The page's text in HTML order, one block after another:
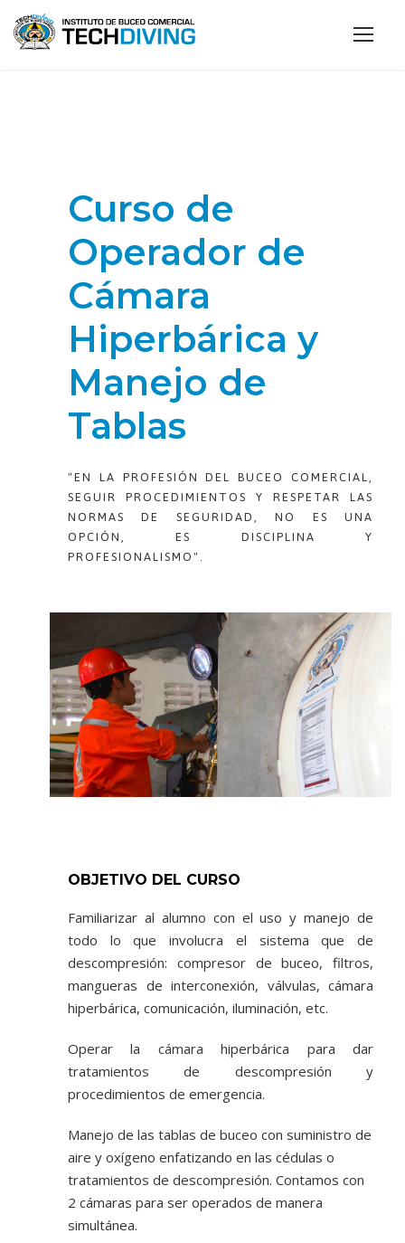
Curso de
Operador de
Cámara
Hiperbárica y
Manejo de
Tablas
"EN LA PROFESIÓN DEL BUCEO COMERCIAL,
SEGUIR PROCEDIMIENTOS Y RESPETAR LAS
NORMAS DE SEGURIDAD, NO ES UNA
OPCIÓN, ES DISCIPLINA Y
PROFESIONALISMO".
OBJETIVO DEL CURSO
Familiarizar al alumno con el uso y manejo de
todo lo que involucra el sistema que de
descompresión: compresor de buceo, filtros,
mangueras de interconexión, válvulas, cámara
hiperbárica, comunicación, iluminación, etc.
Operar la cámara hiperbárica para dar
tratamientos de descompresión y
procedimientos de emergencia.
Manejo de las tablas de buceo con suministro de
aire y oxígeno enfatizando en las cédulas o
tratamientos de descompresión. Contamos con
2 cámaras para ser operados de manera
simultánea.